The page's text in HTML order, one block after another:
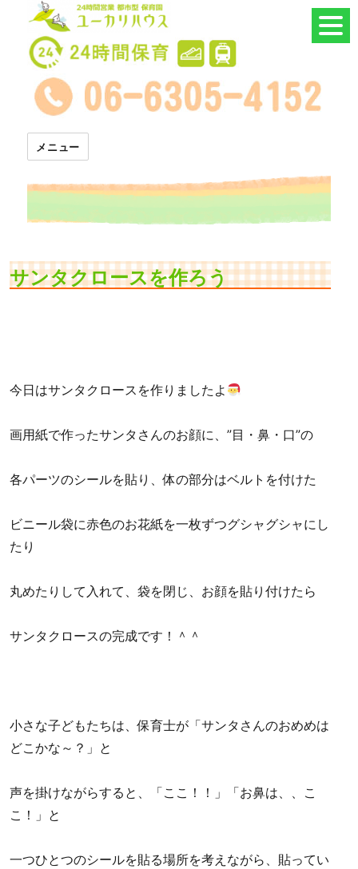
24時間託児所 ユーカリハウス
メニュー
サンタクロースを作ろう
今日はサンタクロースを作りましたよ
画用紙で作ったサンタさんのお顔に、”目・鼻・口”の
各パーツのシールを貼り、体の部分はベルトを付けた
ビニール袋に赤色のお花紙を一枚ずつグシャグシャにし
たり
丸めたりして入れて、袋を閉じ、お顔を貼り付けたら
サンタクロースの完成です！＾＾
小さな子どもたちは、保育士が「サンタさんのおめめは
どこかな～？」と
声を掛けながらすると、「ここ！！」「お鼻は、、こ
こ！」と
一つひとつのシールを貼る場所を考えながら、貼ってい